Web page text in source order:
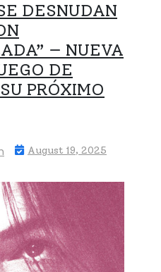
DESNUDAN
— NUEVA
DE
PRÓXIMO
August 19, 2025